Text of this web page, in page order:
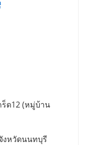
ด12 (หมู่บ้าน
งหวัดนนทบุรี